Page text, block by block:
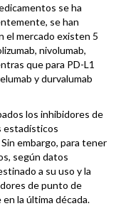
se ha
se han
el mercado existen 5
nivolumab,
que para PD-L1
y durvalumab
los inhibidores de
estadísticos
embargo, para tener
según datos
a su uso y la
de punto de
la última década.